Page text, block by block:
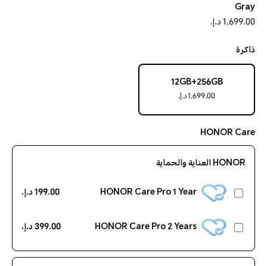
Gray
1,699.00 د.إ.‏‏
ذاكرة
12GB+256GB
1,699.00 د.إ.‏‏
HONOR Care
HONOR العناية والحماية
HONOR Care Pro 1 Year 199.00 د.إ.‏‏
HONOR Care Pro 2 Years 399.00 د.إ.‏‏